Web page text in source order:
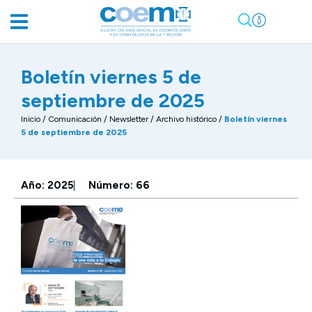
Boletín viernes 5 de
septiembre de 2025
Inicio / Comunicación / Newsletter / Archivo histórico / Boletín viernes
5 de septiembre de 2025
Año: 2025 Número: 66